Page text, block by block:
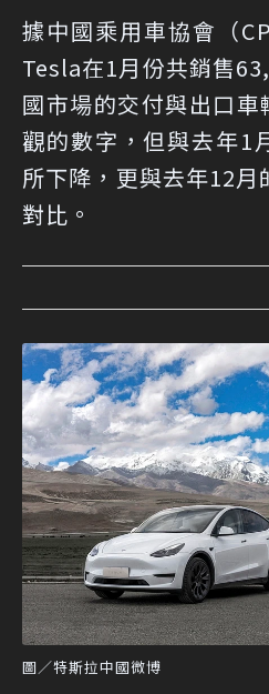
據中國乘用車協會（
Tesla在1月份共銷售
國市場的交付與出口
觀的數字，但與去年1
所下降，更與去年12
對比。
圖／特斯拉中國微博